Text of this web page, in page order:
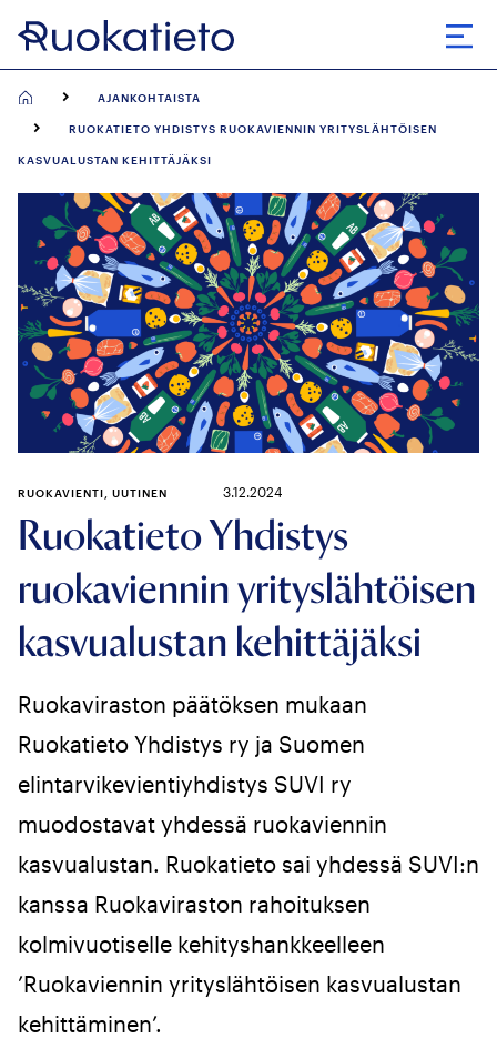
Siirry
suoraan
AJANKOHTAISTA
RUOKATIETO YHDISTYS RUOKAVIENNIN YRITYSLÄHTÖISEN
KASVUALUSTAN KEHITTÄJÄKSI
Ruokatieto Yhdistys
ruokaviennin yrityslähtöisen
kasvualustan kehittäjäksi
RUOKAVIENTI, UUTINEN 3.12.2024
Ruokaviraston päätöksen mukaan
Ruokatieto Yhdistys ry ja Suomen
elintarvikevientiyhdistys SUVI ry
muodostavat yhdessä ruokaviennin
kasvualustan. Ruokatieto sai yhdessä SUVI:n
kanssa Ruokaviraston rahoituksen
kolmivuotiselle kehityshankkeelleen
’Ruokaviennin yrityslähtöisen kasvualustan
kehittäminen’.